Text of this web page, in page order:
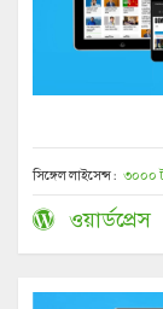
সিঙ্গেল লাইসেন্স : ৩০০০
ওয়ার্ডপ্রেস